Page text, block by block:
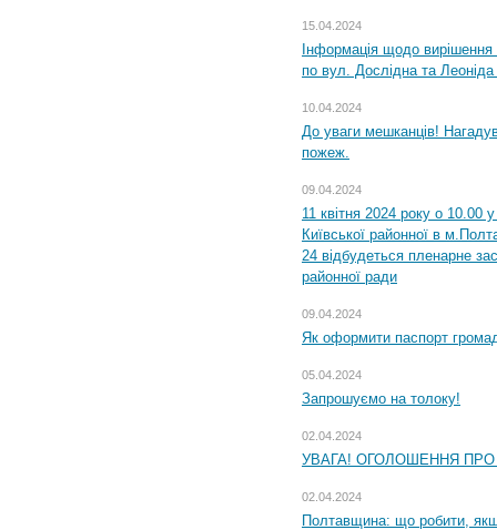
15.04.2024
Інформація щодо
по вул. Дослідна та Леоніда
10.04.2024
До уваги мешканців!
пожеж.
09.04.2024
11 квітня 2024 року о 10.00
Київської районної в
24 відбудеться пленарне
районної ради
09.04.2024
Як оформити паспорт
05.04.2024
Запрошуємо на толоку!
02.04.2024
УВАГА! ОГОЛОШЕННЯ
02.04.2024
Полтавщина: що робити,